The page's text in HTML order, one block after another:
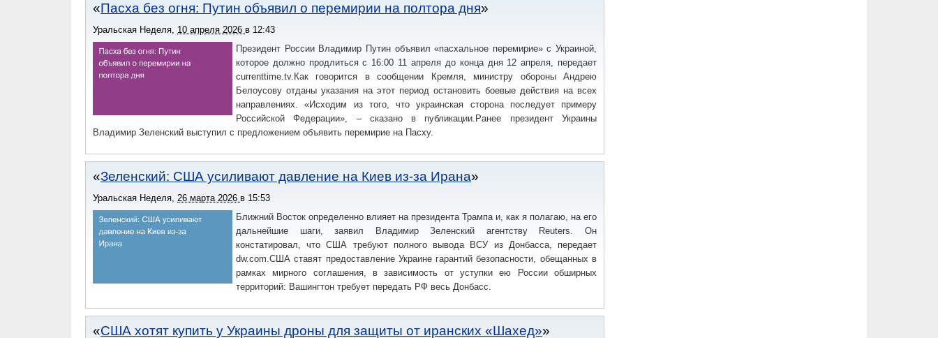
Пасха без огня: Путин объявил о перемирии на полтора дня
Уральская Неделя, 10 апреля 2026 в 12:43
Президент России Владимир Путин объявил «пасхальное перемирие» с Украиной,
которое должно продлиться с 16:00 11 апреля до конца дня 12 апреля, передает
currenttime.tv.Как говорится в сообщении Кремля, министру обороны Андрею
Белоусову отданы указания на этот период остановить боевые действия на всех
направлениях. «Исходим из того, что украинская сторона последует примеру
Российской Федерации», – сказано в публикации.Ранее президент Украины
Владимир Зеленский выступил с предложением объявить перемирие на Пасху.
Зеленский: США усиливают давление на Киев из-за Ирана
Уральская Неделя, 26 марта 2026 в 15:53
Ближний Восток определенно влияет на президента Трампа и, как я полагаю, на его
дальнейшие шаги, заявил Владимир Зеленский агентству Reuters. Он
констатировал, что США требуют полного вывода ВСУ из Донбасса, передает
dw.com.США ставят предоставление Украине гарантий безопасности, обещанных в
рамках мирного соглашения, в зависимость от уступки ею России обширных
территорий: Вашингтон требует передать РФ весь Донбасс.
США хотят купить у Украины дроны для защиты от иранских «Шахед»